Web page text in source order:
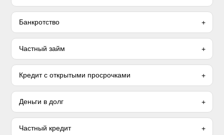
Банкротство
Частный займ
Кредит с открытыми просрочками
Деньги в долг
Частный кредит